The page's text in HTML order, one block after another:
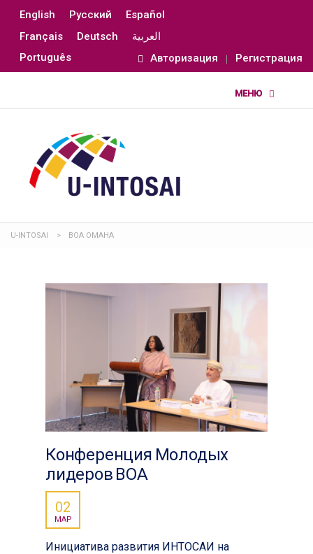
English Русский
Español
Français
Deutsch
العربية
Português
Авторизация Регистрация
U-INTOSAI > ВОА ОМАНА
Конференция Молодых
лидеров ВОА
02
МАР
Инициатива развития ИНТОСАИ на